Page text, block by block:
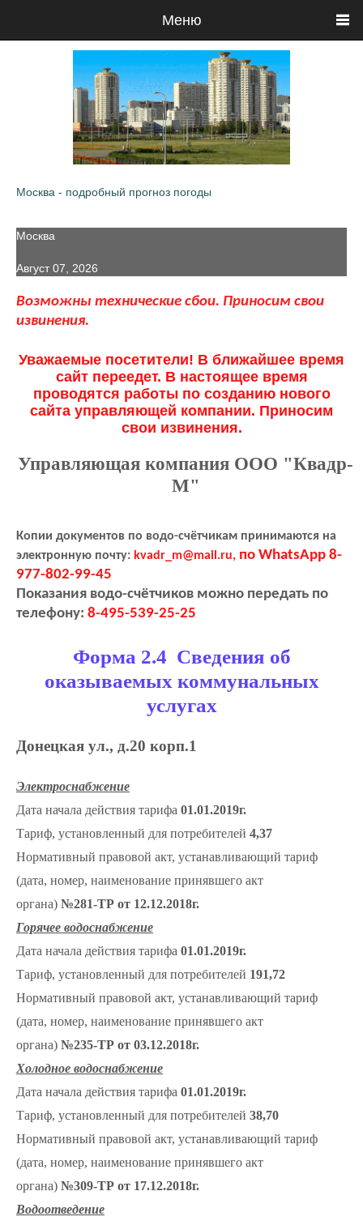
Меню
Москва - подробный прогноз погоды
Москва
Август 07, 2026
Возможны технические сбои. Приносим свои
извинения.
Уважаемые посетители! В ближайшее время
сайт переедет. В настоящее время
проводятся работы по созданию нового
сайта управляющей компании. Приносим
свои извинения.
Управляющая компания ООО "Квадр-
М"
Копии документов по водо-счётчикам принимаются на
электронную почту: kvadr_m@mail.ru, по WhatsApp 8-
977-802-99-45
Показания водо-счётчиков можно передать по
телефону: 8-495-539-25-25
Форма 2.4 Сведения об
оказываемых коммунальных
услугах
Донецкая ул., д.20 корп.1
Электроснабжение
Дата начала действия тарифа 01.01.2019г.
Тариф, установленный для потребителей 4,37
Нормативный правовой акт, устанавливающий тариф
(дата, номер, наименование принявшего акт
органа) №281-ТР от 12.12.2018г.
Горячее водоснабжение
Дата начала действия тарифа 01.01.2019г.
Тариф, установленный для потребителей 191,72
Нормативный правовой акт, устанавливающий тариф
(дата, номер, наименование принявшего акт
органа) №235-ТР от 03.12.2018г.
Холодное водоснабжение
Дата начала действия тарифа 01.01.2019г.
Тариф, установленный для потребителей 38,70
Нормативный правовой акт, устанавливающий тариф
(дата, номер, наименование принявшего акт
органа) №309-ТР от 17.12.2018г.
Водоотведение